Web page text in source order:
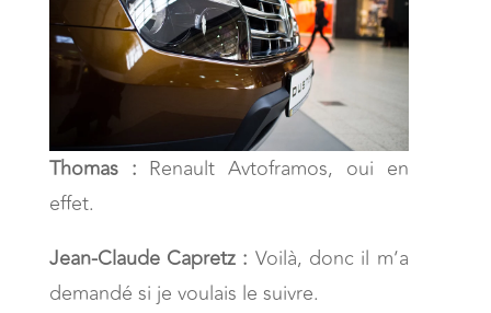
Thomas : Renault Avtoframos, oui en
effet.
Jean-Claude Capretz : Voilà, donc il m’a
demandé si je voulais le suivre.